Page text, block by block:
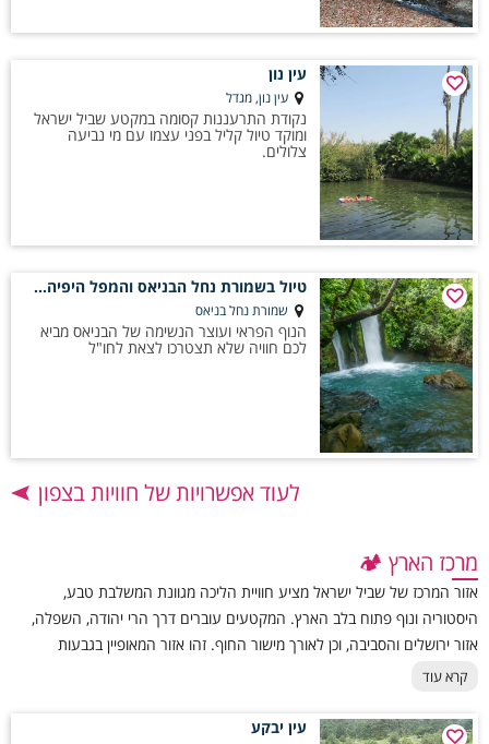
עין נון
עין נון, מגדל
נקודת התרעננות קסומה במקטע שביל ישראל
ומוקד טיול קליל בפני עצמו עם מי נביעה
צלולים.
טיול בשמורת נחל הבניאס והמפל היפיהפה
שמורת נחל בניאס
הנוף הפראי ועוצר הנשימה של הבניאס מביא
לכם חוויה שלא תצטרכו לצאת לחו"ל
לעוד אפשרויות של חוויות בצפון
מרכז הארץ 🏕️
אזור המרכז של שביל ישראל מציע חוויית הליכה מגוונת המשלבת טבע,
היסטוריה ונוף פתוח בלב הארץ. המקטעים עוברים דרך הרי יהודה, השפלה,
אזור ירושלים והסביבה, וכן לאורך מישור החוף. זהו אזור המאופיין בגבעות
מתונות, חורש ים־תיכוני, אתרים ארכיאולוגיים, פריחות עונתיות ותצפיות רחבות
שבילים מסודרים, נגישות גבוהה לנקודות התחלה וסיום ואפשרות לבחור
קרא עוד
עין יבקע